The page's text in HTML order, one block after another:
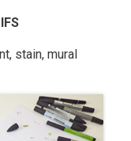
stain, mural